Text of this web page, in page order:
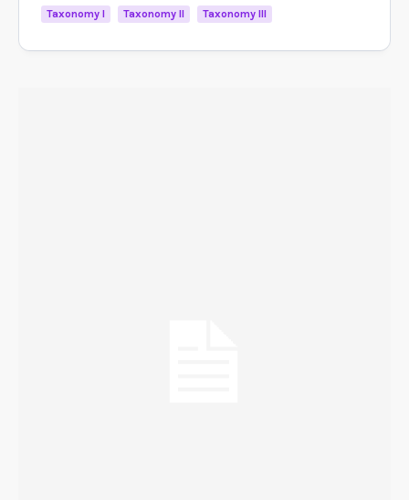
Taxonomy I Taxonomy II Taxonomy III